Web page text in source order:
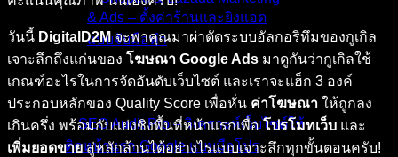
& Ads – ตั้งค่าร้านและยิงแอด
แบบจับมือทำ
บริการของเรา
SEO Audit Pro – วิเคราะห์เว็บไซต์ให้
ติดหน้าแรก Google แบบมือโปร
วันนี้ DigitalD2Mจะพาคุณมาผ่าตัดระบบอัลกอริทึมของกูเกิล
เจาะลึกถึงแก่นของ โฆษณา Google Ads มาดูกันว่ากูเกิลใช้
เกณฑ์อะไรในการจัดอันดับเว็บไซต์ และเราจะแฮ็ก 3 องค์
ประกอบหลักของ Quality Score เพื่อหั่น ค่าโฆษณา ให้ถูกลง
เกินครึ่ง พร้อมกับแย่งชิงพื้นที่หน้าแรกเพื่อโปรโมทเว็บ และ
เพิ่มยอดขายสู่หลักล้านได้อย่างไรแบบเจาะลึกทุกขั้นตอนครับ!